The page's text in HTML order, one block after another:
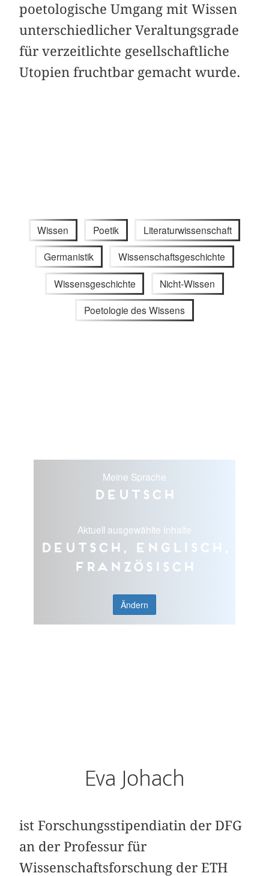
poetologische Umgang mit Wissen
unterschiedlicher Veraltungsgrade
für verzeitlichte gesellschaftliche
Utopien fruchtbar gemacht wurde.
Wissen Poetik Literaturwissenschaft
Germanistik Wissenschaftsgeschichte
Wissensgeschichte Nicht-Wissen
Poetologie des Wissens
Meine Sprache
Deutsch
Aktuell ausgewählte Inhalte
Deutsch, Englisch,
Französisch
Ändern
Eva Johach
ist Forschungsstipendiatin der DFG
an der Professur für
Wissenschaftsforschung der ETH